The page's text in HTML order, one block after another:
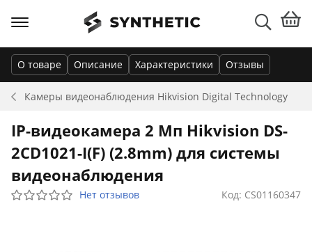
Камеры видеонаблюдения Hikvision Digital Technology
О товаре Описание Характеристики Отзывы
IP-видеокамера 2 Мп Hikvision DS-
2CD1021-I(F) (2.8mm) для системы
видеонаблюдения
Нет отзывов Код: CS01160347